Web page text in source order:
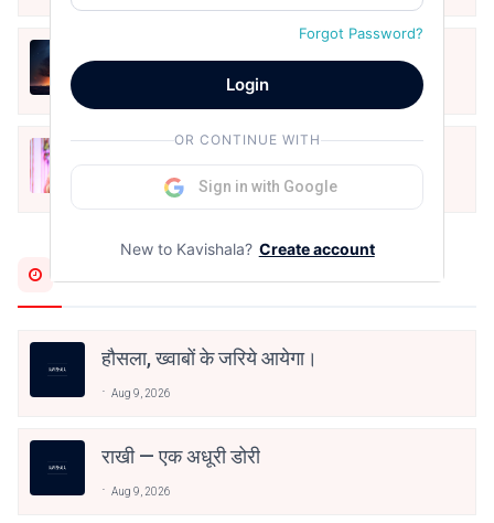
हिज्र पे ये रात भी
अनामिका अम्बर जैन
Dec 24, 2021
हौसला, ख्वाबों के जरिये आयेगा।
Aug 9, 2026
राखी — एक अधूरी डोरी
Aug 9, 2026
Forgot Password?
Login
OR CONTINUE WITH
Sign in with Google
New to Kavishala? Create account